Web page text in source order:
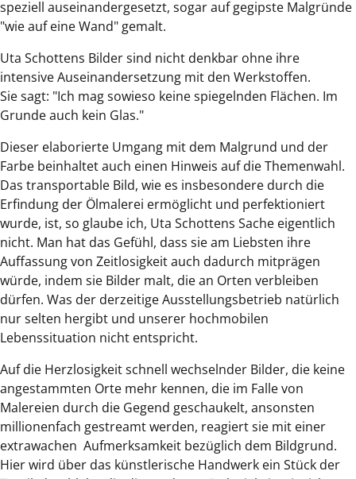
speziell auseinandergesetzt, sogar auf gegipste Malgründe
"wie auf eine Wand" gemalt.
Uta Schottens Bilder sind nicht denkbar ohne ihre
intensive Auseinandersetzung mit den Werkstoffen.
Sie sagt: "Ich mag sowieso keine spiegelnden Flächen. Im
Grunde auch kein Glas."
Dieser elaborierte Umgang mit dem Malgrund und der
Farbe beinhaltet auch einen Hinweis auf die Themenwahl.
Das transportable Bild, wie es insbesondere durch die
Erfindung der Ölmalerei ermöglicht und perfektioniert
wurde, ist, so glaube ich, Uta Schottens Sache eigentlich
nicht. Man hat das Gefühl, dass sie am Liebsten ihre
Auffassung von Zeitlosigkeit auch dadurch mitprägen
würde, indem sie Bilder malt, die an Orten verbleiben
dürfen. Was der derzeitige Ausstellungsbetrieb natürlich
nur selten hergibt und unserer hochmobilen
Lebenssituation nicht entspricht.
Auf die Herzlosigkeit schnell wechselnder Bilder, die keine
angestammten Orte mehr kennen, die im Falle von
Malereien durch die Gegend geschaukelt, ansonsten
millionenfach gestreamt werden, reagiert sie mit einer
extrawachen Aufmerksamkeit bezüglich dem Bildgrund.
Hier wird über das künstlerische Handwerk ein Stück der